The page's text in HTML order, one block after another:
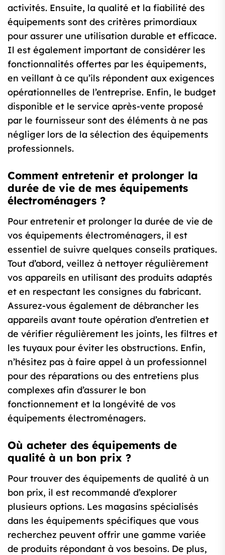
activités. Ensuite, la qualité et la fiabilité des
équipements sont des critères primordiaux
pour assurer une utilisation durable et efficace.
Il est également important de considérer les
fonctionnalités offertes par les équipements,
en veillant à ce qu’ils répondent aux exigences
opérationnelles de l’entreprise. Enfin, le budget
disponible et le service après-vente proposé
par le fournisseur sont des éléments à ne pas
négliger lors de la sélection des équipements
professionnels.
Comment entretenir et prolonger la
durée de vie de mes équipements
électroménagers ?
Pour entretenir et prolonger la durée de vie de
vos équipements électroménagers, il est
essentiel de suivre quelques conseils pratiques.
Tout d’abord, veillez à nettoyer régulièrement
vos appareils en utilisant des produits adaptés
et en respectant les consignes du fabricant.
Assurez-vous également de débrancher les
appareils avant toute opération d’entretien et
de vérifier régulièrement les joints, les filtres et
les tuyaux pour éviter les obstructions. Enfin,
n’hésitez pas à faire appel à un professionnel
pour des réparations ou des entretiens plus
complexes afin d’assurer le bon
fonctionnement et la longévité de vos
équipements électroménagers.
Où acheter des équipements de
qualité à un bon prix ?
Pour trouver des équipements de qualité à un
bon prix, il est recommandé d’explorer
plusieurs options. Les magasins spécialisés
dans les équipements spécifiques que vous
recherchez peuvent offrir une gamme variée
de produits répondant à vos besoins. De plus,